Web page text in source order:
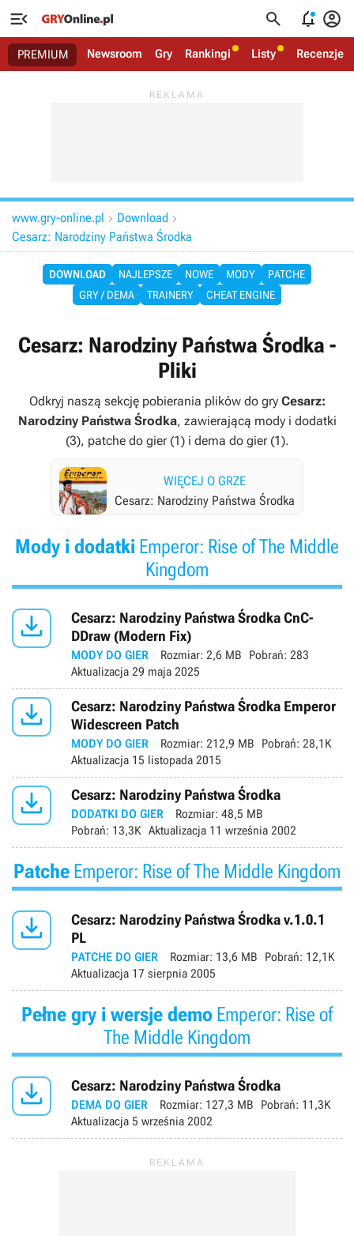
   
PREMIUM Newsroom Gry Rankingi Listy Recenzje
www.gry-online.pl  Download 
Cesarz: Narodziny Państwa Środka
DOWNLOAD NAJLEPSZE NOWE MODY
PATCHE
GRY / DEMA
TRAINERY CHEAT ENGINE
Cesarz: Narodziny Państwa Środka -
Pliki
Odkryj naszą sekcję pobierania plików do gry Cesarz:
Narodziny Państwa Środka, zawierającą mody i dodatki
(3), patche do gier (1) i dema do gier (1).
WIĘCEJ O GRZE
Cesarz: Narodziny Państwa Środka
Mody i dodatki Emperor: Rise of The Middle
Kingdom

Cesarz: Narodziny Państwa Środka CnC-
DDraw (Modern Fix)
MODY DO GIER Rozmiar: 2,6 MB Pobrań: 283
Aktualizacja 29 maja 2025

Cesarz: Narodziny Państwa Środka Emperor
Widescreen Patch
MODY DO GIER Rozmiar: 212,9 MB Pobrań: 28,1K
Aktualizacja 15 listopada 2015
 Cesarz: Narodziny Państwa Środka
DODATKI DO GIER Rozmiar: 48,5 MB
Pobrań: 13,3K Aktualizacja 11 września 2002
Patche Emperor: Rise of The Middle Kingdom

Cesarz: Narodziny Państwa Środka v.1.0.1
PL
PATCHE DO GIER Rozmiar: 13,6 MB Pobrań: 12,1K
Aktualizacja 17 sierpnia 2005
Pełne gry i wersje demo Emperor: Rise of
The Middle Kingdom
 Cesarz: Narodziny Państwa Środka
DEMA DO GIER Rozmiar: 127,3 MB Pobrań: 11,3K
Aktualizacja 5 września 2002